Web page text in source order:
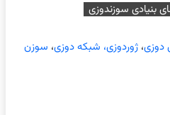
بنیادی سوزندوزی
دوزی،ژوردوزی، شبکه دوزی، سوزن